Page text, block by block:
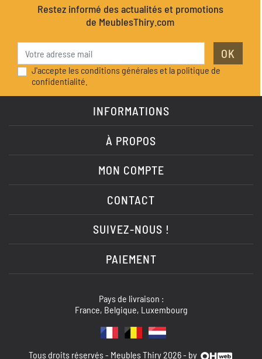
Restez informé des actualités et promotions
de MeublesThiry.com
OK
J'accepte les conditions générales et la politique de
confidentialité.
INFORMATIONS
À PROPOS
MON COMPTE
CONTACT
SUIVEZ-NOUS !
PAIEMENT
Pays de livraison :
France, Belgique, Luxembourg
Tous droits réservés - Meubles Thiry 2026 - by